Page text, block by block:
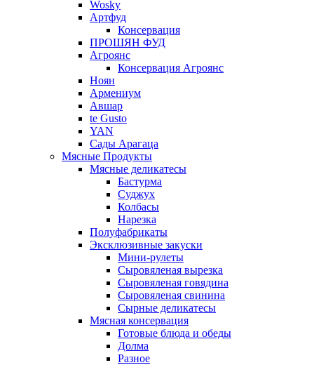
Wosky
Артфуд
Консервация
ПРОШЯН ФУД
Агроянс
Консервация Агроянс
Ноян
Армениум
Авшар
te Gusto
YAN
Сады Арагаца
Мясные Продукты
Мясные деликатесы
Бастурма
Суджух
Колбасы
Нарезка
Полуфабрикаты
Эксклюзивные закуски
Мини-рулеты
Сыровяленая вырезка
Сыровяленая говядина
Сыровяленая свинина
Сырные деликатесы
Мясная консервация
Готовые блюда и обеды
Долма
Разное